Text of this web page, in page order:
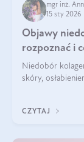
mgr inż.
15 sty 2026
Objawy
rozpoznać i
Niedobór
skóry,
osłabienie
CZYTAJ